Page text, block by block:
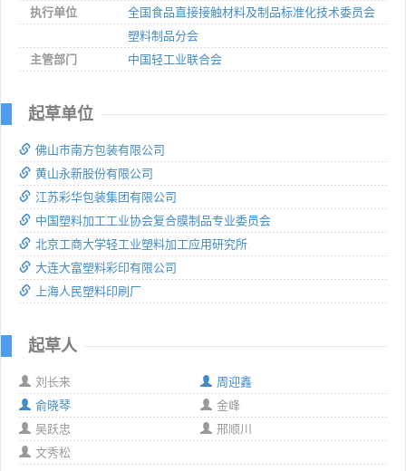
执行单位
全国食品直接接触材料及制品标准化技术委员会
塑料制品分会
主管部门
中国轻工业联合会
起草单位
佛山市南方包装有限公司
黄山永新股份有限公司
江苏彩华包装集团有限公司
中国塑料加工工业协会复合膜制品专业委员会
北京工商大学轻工业塑料加工应用研究所
大连大富塑料彩印有限公司
上海人民塑料印刷厂
起草人
刘长来
周迎鑫
俞晓琴
金峰
吴跃忠
邢顺川
文秀松